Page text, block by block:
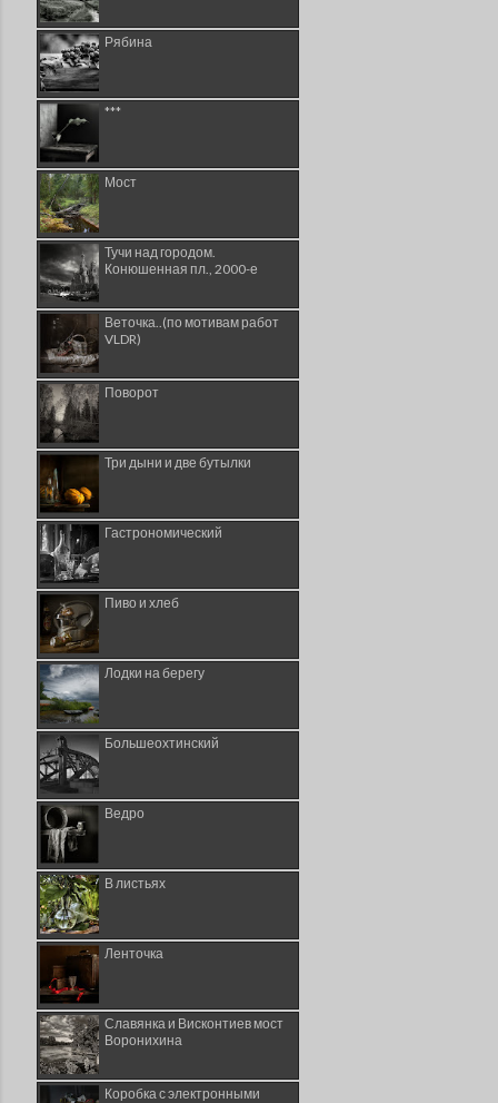
Рябина
***
Мост
Тучи над городом.
Конюшенная пл., 2000-е
Веточка..(по мотивам работ
VLDR)
Поворот
Три дыни и две бутылки
Гастрономический
Пиво и хлеб
Лодки на берегу
Большеохтинский
Ведро
В листьях
Ленточка
Славянка и Висконтиев мост
Воронихина
Коробка с электронными